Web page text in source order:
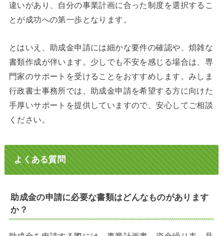
違いがあり、自分の事業計画に合った制度を選択するこ
とが成功への第一歩となります。
とはいえ、助成金申請には細かな要件の確認や、煩雑な
書類作成が伴います。少しでも不安を感じる場合は、専
門家のサポートを受けることをおすすめします。みしま
行政書士事務所では、助成金申請を希望する方に向けた
手厚いサポートを提供していますので、安心してご相談
ください。
よくある質問
助成金の申請に必要な書類はどんなものがあります
か？